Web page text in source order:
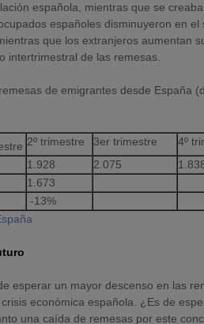
española, mientras que se
españoles disminuyeron en
que los extranjeros aumentan
intertrimestral de las remesas.
de emigrantes desde España
2º trimestre 3er trimestre
4º
1.928 2.075
1.673
-13%
esperar un mayor descenso en las
económica española. ¿Es de
una caída de remesas por este